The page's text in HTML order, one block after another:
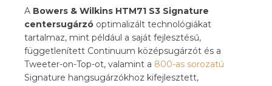
A Bowers & Wilkins HTM71 S3 Signature
centersugárzó optimalizált technológiákat
tartalmaz, mint például a saját fejlesztésű,
függetlenített Continuum középsugárzót és a
Tweeter-on-Top-ot, valamint a 800-as sorozatú
Signature hangsugárzókhoz kifejlesztett,